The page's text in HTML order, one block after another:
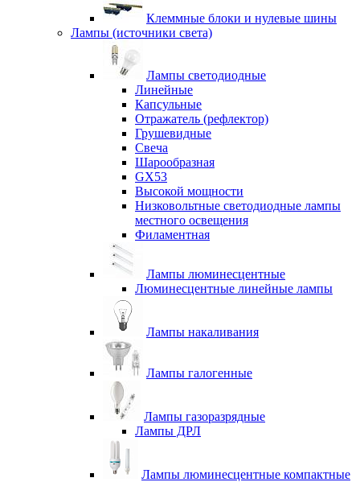
Клеммные блоки и нулевые шины
Лампы (источники света)
Лампы светодиодные
Линейные
Капсульные
Отражатель (рефлектор)
Грушевидные
Свеча
Шарообразная
GX53
Высокой мощности
Низковольтные светодиодные лампы
местного освещения
Филаментная
Лампы люминесцентные
Люминесцентные линейные лампы
Лампы накаливания
Лампы галогенные
Лампы газоразрядные
Лампы ДРЛ
Лампы люминесцентные компактные